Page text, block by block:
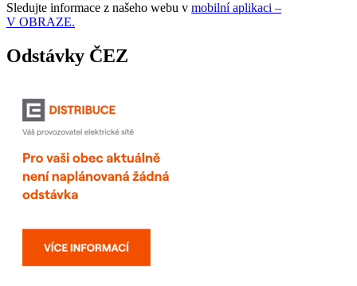
Sledujte informace z našeho webu v mobilní aplikaci –
V OBRAZE.
Odstávky ČEZ